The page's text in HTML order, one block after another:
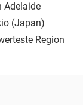
Adelaide
(Japan)
Region